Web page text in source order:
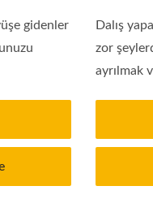
gidenler
Dalış
zor
ayrılmak